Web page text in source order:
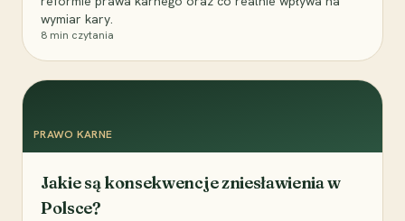
wymiar kary.
8 min czytania
PRAWO KARNE
Jakie są konsekwencje zniesławienia w
Polsce?